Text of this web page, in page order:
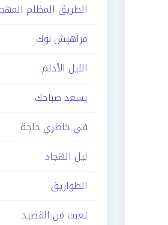
الطريق المظلم
مراهيش نوك
الليل الأدلم
يسعد صباحك
في خاطري حاجة
ليل الهجاد
الطواريق
تعبت من القصيد